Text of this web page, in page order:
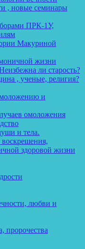
, новые семинары
ПРК-1У,
Макуриной
жизни
ли старость?
, ученые, религия?
и
омоложения
и тела.
здоровой жизни
любви и
пророчества